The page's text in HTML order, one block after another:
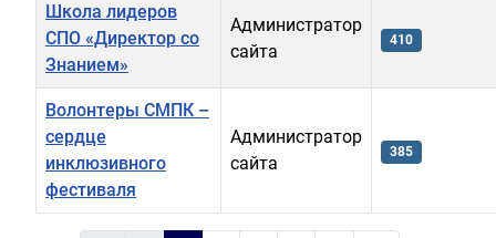
Материалы
Школа лидеров
СПО «Директор со
Знанием»
Администратор
сайта
410
Волонтеры СМПК –
сердце
инклюзивного
фестиваля
Администратор
сайта
385